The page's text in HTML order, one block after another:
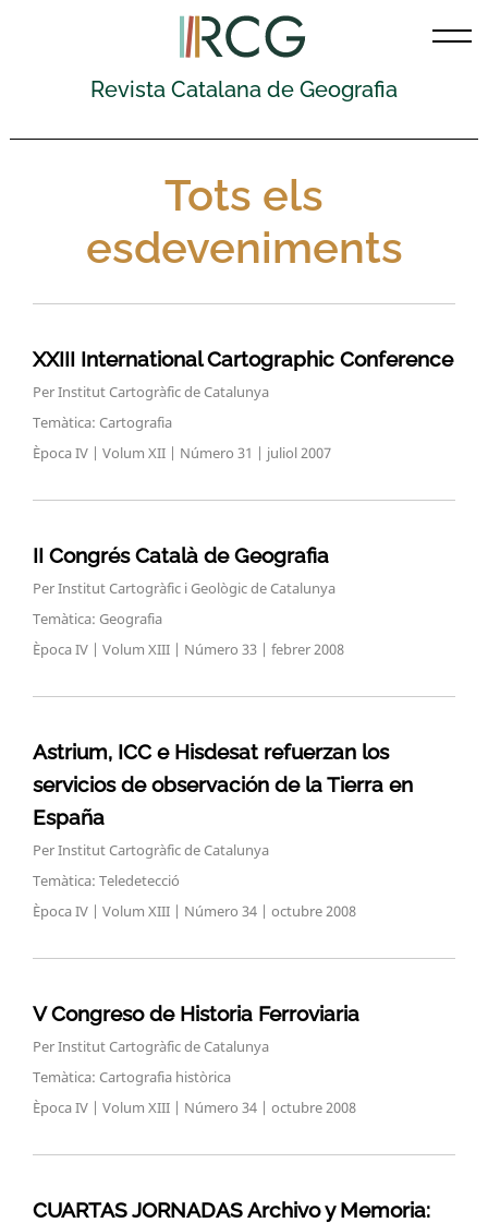
Revista Catalana de Geografia
Tots els
esdeveniments
XXIII International Cartographic Conference
Per Institut Cartogràfic de Catalunya
Temàtica: Cartografia
Època IV | Volum XII | Número 31 | juliol 2007
II Congrés Català de Geografia
Per Institut Cartogràfic i Geològic de Catalunya
Temàtica: Geografia
Època IV | Volum XIII | Número 33 | febrer 2008
Astrium, ICC e Hisdesat refuerzan los
servicios de observación de la Tierra en
España
Per Institut Cartogràfic de Catalunya
Temàtica: Teledetecció
Època IV | Volum XIII | Número 34 | octubre 2008
V Congreso de Historia Ferroviaria
Per Institut Cartogràfic de Catalunya
Temàtica: Cartografia històrica
Època IV | Volum XIII | Número 34 | octubre 2008
CUARTAS JORNADAS Archivo y Memoria: